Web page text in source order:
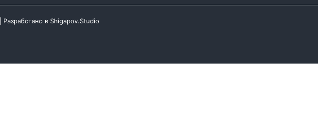
Разработано в Shigapov.Studio